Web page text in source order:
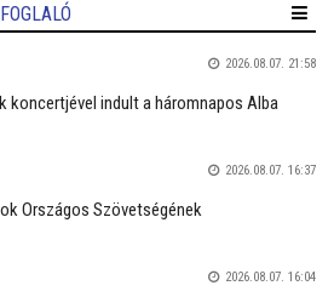
2026.08.07. 21:58
koncertjével indult a háromnapos Alba
2026.08.07. 16:37
Országos Szövetségének
2026.08.07. 16:04